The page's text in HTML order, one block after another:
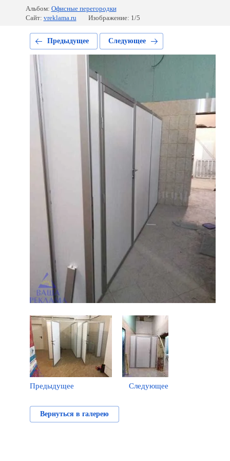
Альбом: Офисные перегородки
Сайт: vreklama.ru Изображение: 1/5
Предыдущее Следующее
Предыдущее Следующее
Вернуться в галерею